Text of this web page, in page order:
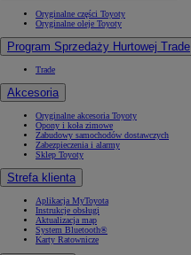
Oryginalne części Toyoty
Oryginalne oleje Toyoty
Program Sprzedaży Hurtowej Trade
Trade
Akcesoria
Oryginalne akcesoria Toyoty
Opony i koła zimowe
Zabudowy samochodów dostawczych
Zabezpieczenia i alarmy
Sklep Toyoty
Strefa klienta
Aplikacja MyToyota
Instrukcje obsługi
Aktualizacja map
System Bluetooth®
Karty Ratownicze